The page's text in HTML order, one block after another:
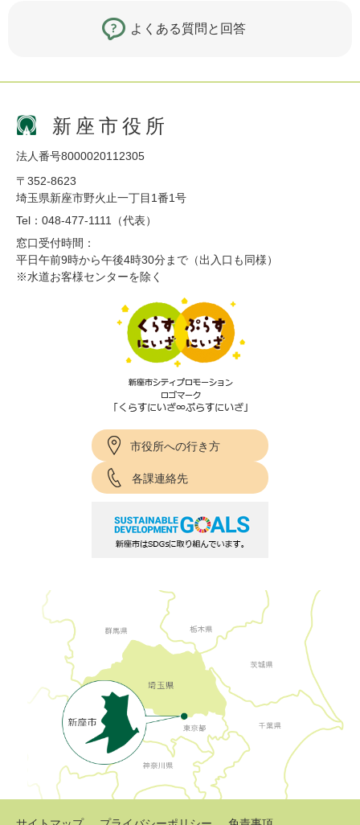
よくある質問と回答
新座市役所
法人番号8000020112305
〒352-8623
埼玉県新座市野火止一丁目1番1号
Tel：048-477-1111（代表）
窓口受付時間：
平日午前9時から午後4時30分まで（出入口も同様）
※水道お客様センターを除く
市役所への行き方
各課連絡先